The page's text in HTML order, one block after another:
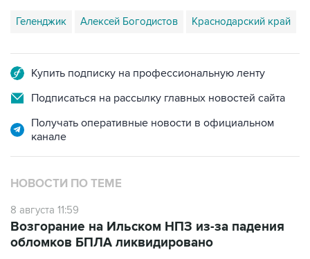
Геленджик Алексей Богодистов Краснодарский край
Купить подписку на профессиональную ленту
Подписаться на рассылку главных новостей сайта
Получать оперативные новости в официальном
канале
НОВОСТИ ПО ТЕМЕ
8 августа 11:59
Возгорание на Ильском НПЗ из-за падения
обломков БПЛА ликвидировано